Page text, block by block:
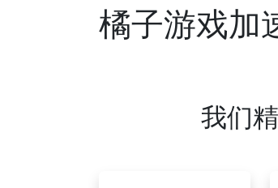
橘子游戏加
我们